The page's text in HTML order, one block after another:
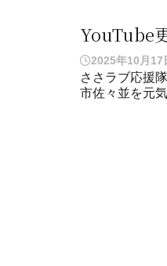
YouTube
2025年10月17
ささラブ応援
市佐々並を元